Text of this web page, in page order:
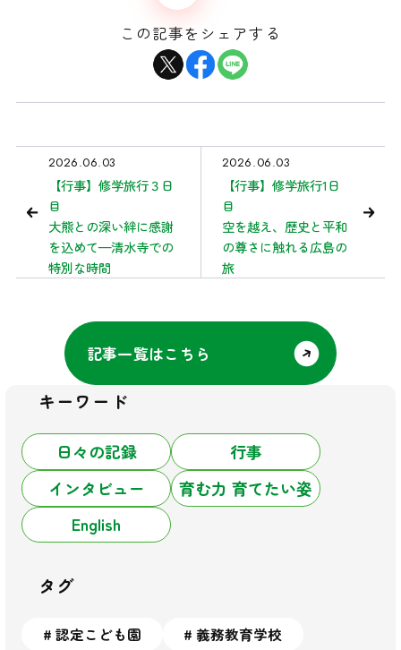
この記事をシェアする
2026.06.03
【行事】修学旅行３日
目
大熊との深い絆に感謝
を込めて—清水寺での
特別な時間
2026.06.03
【行事】修学旅行1日
空を越え、歴史と平和
の尊さに触れる広島の
旅
記事一覧はこちら
キーワード
日々の記録
行事
インタビュー
育む力 育てたい姿
English
タグ
認定こども園
義務教育学校